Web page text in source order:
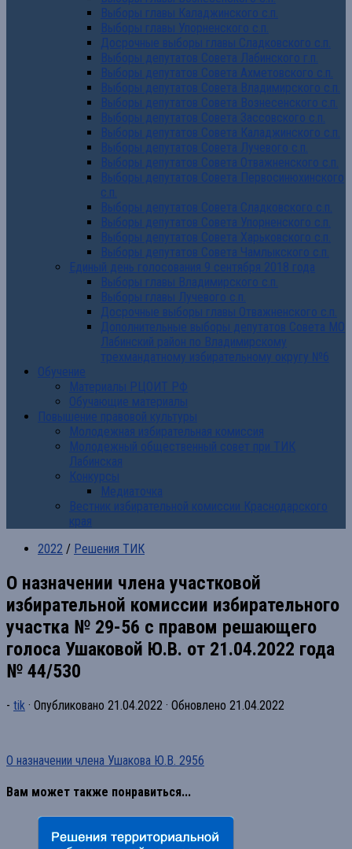
Выборы главы Каладжинского с.п.
Выборы главы Упорненского с.п.
Досрочные выборы главы Сладковского с.п.
Выборы депутатов Совета Лабинского г.п.
Выборы депутатов Совета Ахметовского с.п.
Выборы депутатов Совета Владимирского с.п.
Выборы депутатов Совета Вознесенского с.п.
Выборы депутатов Совета Зассовского с.п.
Выборы депутатов Совета Каладжинского с.п.
Выборы депутатов Совета Лучевого с.п.
Выборы депутатов Совета Отважненского с.п.
Выборы депутатов Совета Первосинюхинского
с.п.
Выборы депутатов Совета Сладковского с.п.
Выборы депутатов Совета Упорненского с.п.
Выборы депутатов Совета Харьковского с.п.
Выборы депутатов Совета Чамлыкского с.п.
Единый день голосования 9 сентября 2018 года
Выборы главы Владимирского с.п.
Выборы главы Лучевого с.п.
Досрочные выборы главы Отважненского с.п.
Дополнительные выборы депутатов Совета МО
Лабинский район по Владимирскому
трехмандатному избирательному округу №6
Обучение
Материалы РЦОИТ РФ
Обучающие материалы
Повышение правовой культуры
Молодежная избирательная комиссия
Молодежный общественный совет при ТИК
Лабинская
Конкурсы
Медиаточка
Вестник избирательной комиссии Краснодарского
края
2022 / Решения ТИК
О назначении члена участковой
избирательной комиссии избирательного
участка № 29-56 с правом решающего
голоса Ушаковой Ю.В. от 21.04.2022 года
№ 44/530
- tik · Опубликовано 21.04.2022 · Обновлено 21.04.2022
О назначении члена Ушакова Ю.В. 2956
Вам может также понравиться...